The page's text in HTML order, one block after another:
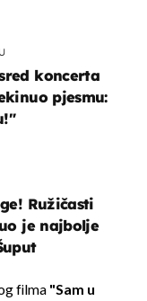
koncerta
pjesmu:
Ružičasti
je najbolje
filma "Sam u